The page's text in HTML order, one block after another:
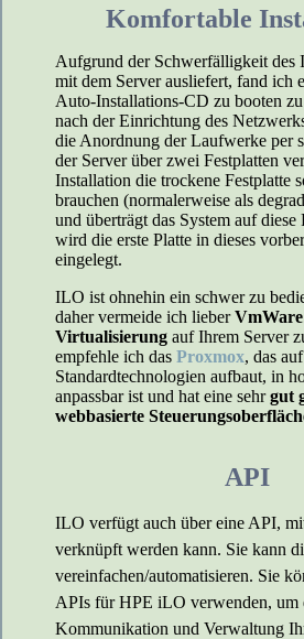
Komfortable
Aufgrund der Schwerfälligkeit des
mit dem Server ausliefert, fand ich
Auto-Installations-CD zu booten
nach der Einrichtung des
die Anordnung der Laufwerke per
der Server über zwei Festplatten
Installation die trockene Festplatte
brauchen (normalerweise als
und überträgt das System auf diese
wird die erste Platte in dieses
eingelegt.
ILO ist ohnehin ein schwer zu
daher vermeide ich lieberVmWare
Virtualisierung auf Ihrem Server
empfehle ich das Proxmox, das
Standardtechnologien aufbaut, in
anpassbar ist und hat eine sehrgut
webbasierte
API
ILO verfügt auch über eine API,
verknüpft werden kann. Sie kann
vereinfachen/automatisieren. Sie
APIs für HPE iLO verwenden, um
Kommunikation und Verwaltung